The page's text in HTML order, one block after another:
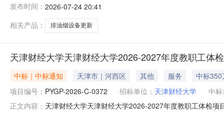
堂一楼排油烟设备更新项目二、项目终止的原因：通过
发布时间： 2026-07-24 20:41
相关产品：
排油烟设备更新
天津财经大学天津财经大学2026-2027年度教职工体
中标｜中标通知 天津市｜河西区 其他 服务
中标350
项目编号： PYGP-2026-C-0372 招标单位： 天津财经大学
中
正文内容： 天津财经大学天津财经大学2026-2027年度教职工体检